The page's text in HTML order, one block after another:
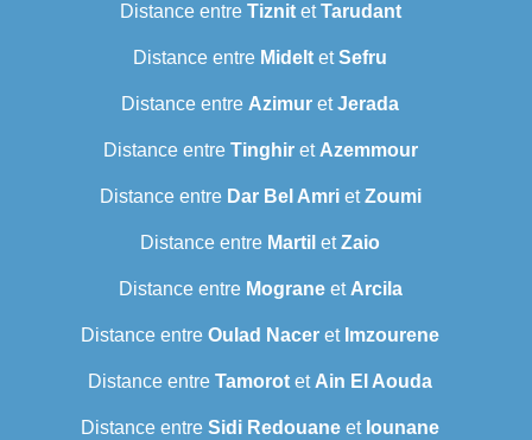
Distance entre TiznitetTarudant
Distance entre Midelt etSefru
Distance entre Azimur etJerada
Distance entre Tinghiret Azemmour
Distance entre Dar Bel AmrietZoumi
Distance entre Martil etZaio
Distance entre Mograneet Arcila
Distance entre Oulad Nacer et Imzourene
Distance entre Tamorot et Ain El Aouda
Distance entre Sidi Redouane et Iounane